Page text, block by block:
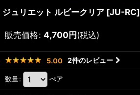
ジュリエット ルビークリア [JU-RC]
販売価格: 4,700円(税込)
5.00 2件のレビュー
数量: ぺア